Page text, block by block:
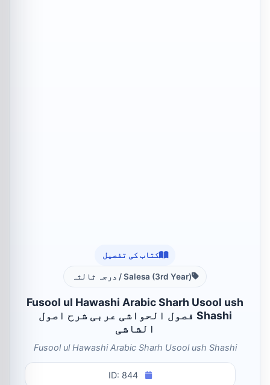
کتاب کی تفصیل
Salesa (3rd Year) / درجہ ثالثہ
Fusool ul Hawashi Arabic Sharh Usool ush
Shashi فصول الحواشی عربی شرح اصول
الشاشی
Fusool ul Hawashi Arabic Sharh Usool ush Shashi
ID: 844